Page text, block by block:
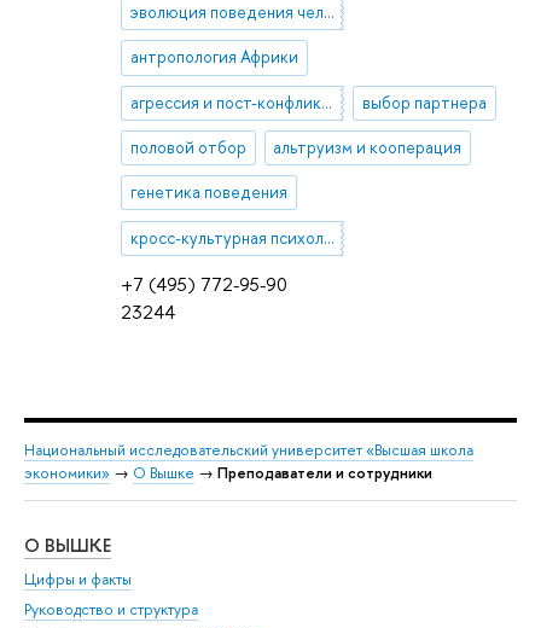
+7 (495) 772-95-90
23244
эволюция поведения человека
антропология Африки
агрессия и пост-конфликтное поведение выбор партнера
половой отбор альтруизм и кооперация
генетика поведения
кросс-культурная психология
Национальный исследовательский университет «Высшая школа
экономики» → О Вышке → Преподаватели и сотрудники
О ВЫШКЕ
Цифры и факты
Руководство и структура